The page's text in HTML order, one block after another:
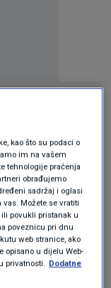
(2)
kao što su podaci o
im na vašem
tehnologije praćenja
obrađujemo
sadržaj i oglasi
Možete se vratiti
povukli pristanak u
poveznicu pri dnu
web stranice, ako
opisano u dijelu Web-
privatnosti.
Dodatne